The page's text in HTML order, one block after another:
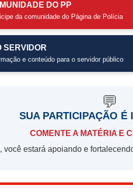
DO PP
da comunidade do Página de Polícia
SERVIDOR
e conteúdo para o servidor público
💬
SUA PARTICIPAÇÃO É
COMENTE A MATÉRIA E
você estará apoiando e